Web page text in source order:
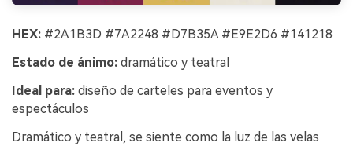
HEX: #2A1B3D #7A2248 #D7B35A #E9E2D6 #141218
Estado de ánimo: dramático y teatral
Ideal para: diseño de carteles para eventos y
espectáculos
Dramático y teatral, se siente como la luz de las velas